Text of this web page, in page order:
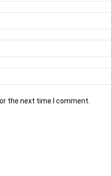
the next time I comment.